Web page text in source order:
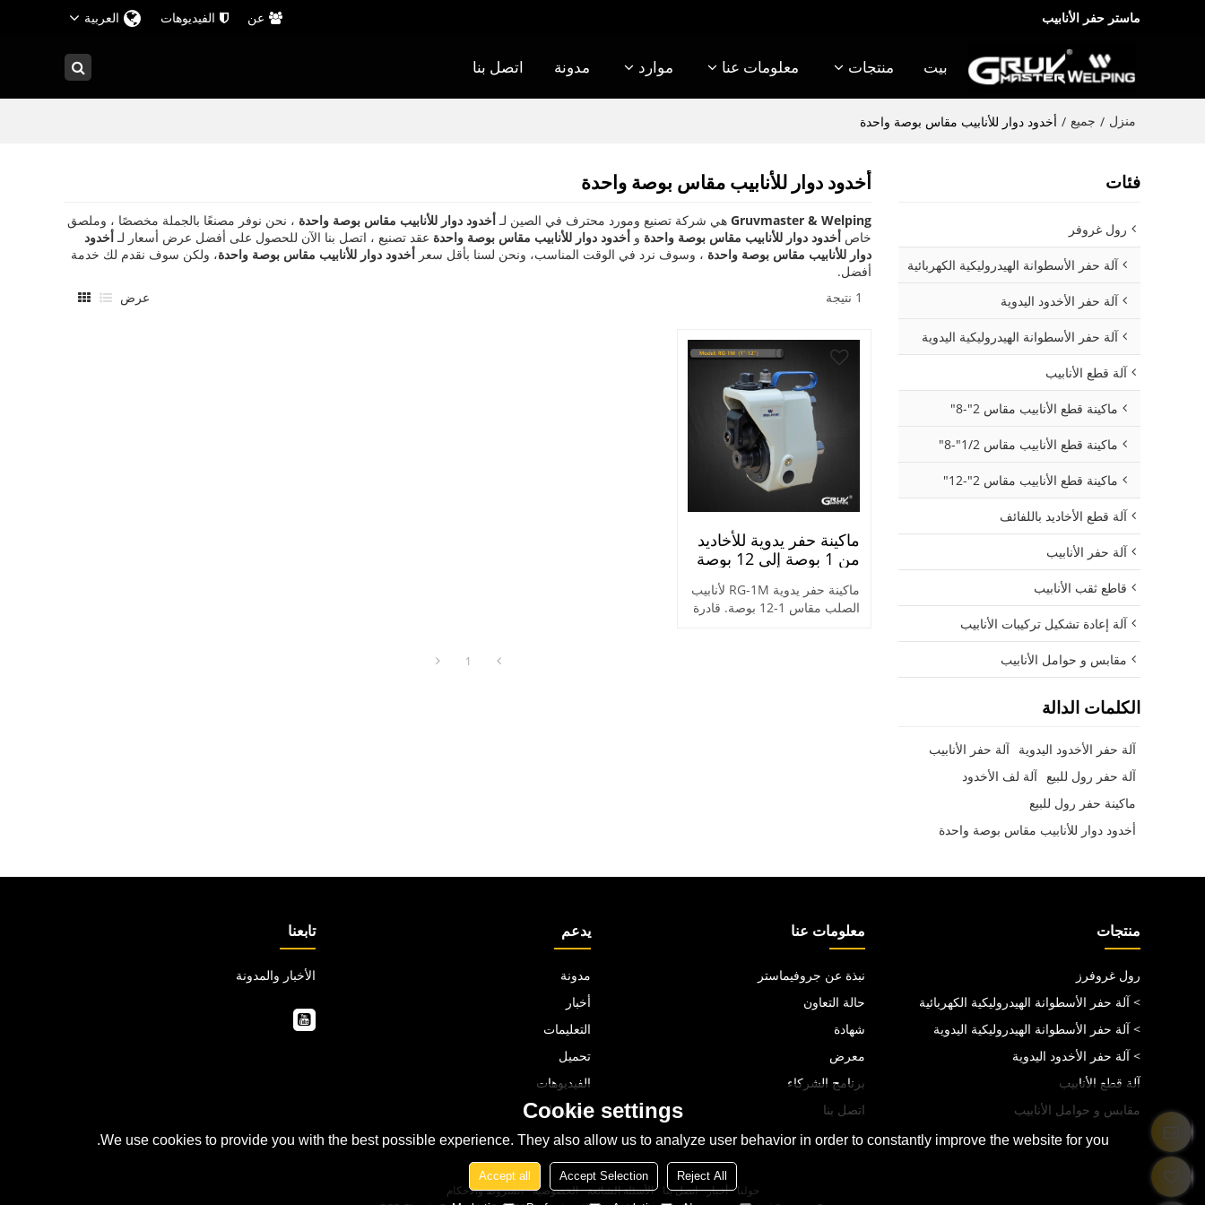
ماستر حفر الأنابيب عن الفيديوهات العربية
بيت منتجات معلومات عنا موارد مدونة اتصل بنا
منزل / جميع / أخدود دوار للأنابيب مقاس بوصة واحدة
أخدود دوار للأنابيب مقاس بوصة واحدة
Gruvmaster & Welping هي شركة تصنيع ومورد محترف في الصين لـ أخدود دوار للأنابيب مقاس بوصة واحدة ، نحن نوفر مصنعًا بالجملة مخصصًا ، وملصق
خاص أخدود دوار للأنابيب مقاس بوصة واحدة و أخدود دوار للأنابيب مقاس بوصة واحدة عقد تصنيع ، اتصل بنا الآن للحصول على أفضل عرض أسعار لـ أخدود
دوار للأنابيب مقاس بوصة واحدة ، وسوف نرد في الوقت المناسب، ونحن لسنا بأقل سعر أخدود دوار للأنابيب مقاس بوصة واحدة، ولكن سوف نقدم لك خدمة
أفضل.
1 نتيجة
عرض
ماكينة حفر يدوية للأخاديد
من 1 بوصة إلى 12 بوصة
ماكينة حفر يدوية RG-1M لأنابيب
الصلب مقاس 1-12 بوصة. قادرة
1
فئات
رول غروفر
آلة حفر الأسطوانة الهيدروليكية الكهربائية
آلة حفر الأخدود اليدوية
آلة حفر الأسطوانة الهيدروليكية اليدوية
آلة قطع الأنابيب
ماكينة قطع الأنابيب مقاس 2"-8"
ماكينة قطع الأنابيب مقاس 1/2"-8"
ماكينة قطع الأنابيب مقاس 2"-12"
آلة قطع الأخاديد باللفائف
آلة حفر الأنابيب
قاطع ثقب الأنابيب
آلة إعادة تشكيل تركيبات الأنابيب
مقابس و حوامل الأنابيب
الكلمات الدالة
آلة حفر الأخدود اليدوية آلة حفر الأنابيب
آلة حفر رول للبيع آلة لف الأخدود
ماكينة حفر رول للبيع
أخدود دوار للأنابيب مقاس بوصة واحدة
منتجات
رول غروفرز
> آلة حفر الأسطوانة الهيدروليكية الكهربائية
> آلة حفر الأسطوانة الهيدروليكية اليدوية
> آلة حفر الأخدود اليدوية
آلة قطع الأنابيب
مقابس و حوامل الأنابيب
معلومات عنا
نبذة عن جروفيماستر
حالة التعاون
شهادة
معرض
برنامج الشركاء
اتصل بنا
يدعم
مدونة
أخبار
التعليمات
تحميل
الفيديوهات
اتصل بنا
تابعنا
الأخبار والمدونة
حولنا أخبار اتصل بنا الأسئلة الشائعة الخصوصية الشروط والاحكام
Cookie settings
We use cookies to provide you with the best possible experience. They also allow us to analyze user behavior in order to constantly improve the website for you.
Reject All
Accept Selection
Accept all